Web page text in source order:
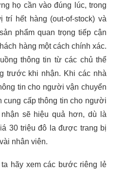
họ cần vào đúng lúc, trong
trí hết hàng (out-of-stock) và
phẩm quan trọng tiếp cận
hàng một cách chính xác.
thông tin từ các chủ thể
trước khi nhận. Khi các nhà
tin cho người vận chuyển
cung cấp thông tin cho người
sẽ hiệu quả hơn, dù là
30 triệu đô la được trang bị
nhân viên.
hãy xem các bước riêng lẻ